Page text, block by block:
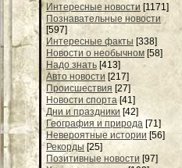
Интересные новости [1171]
Познавательные новости
[597]
Интересные факты [338]
Новости о необычном [58]
Надо знать [413]
Авто новости [217]
Происшествия [27]
Новости спорта [41]
Дни и праздники [42]
География и природа [71]
Невероятные истории [56]
Рекорды [25]
Позитивные новости [97]